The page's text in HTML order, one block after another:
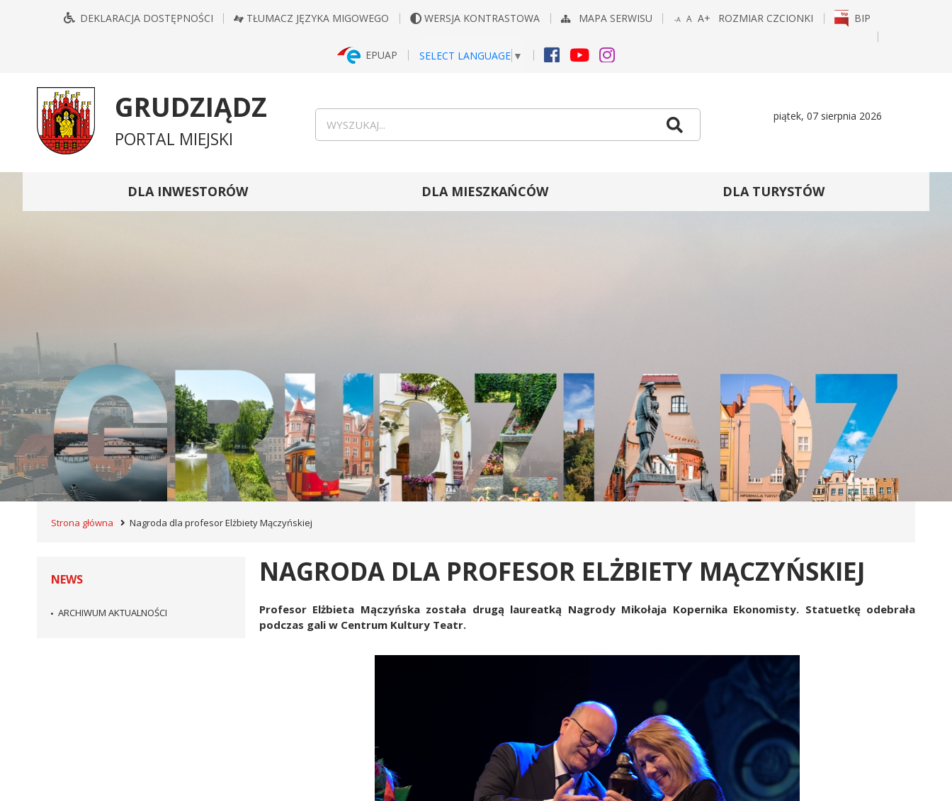
DEKLARACJA DOSTĘPNOŚCI TŁUMACZ JĘZYKA MIGOWEGO WERSJA KONTRASTOWA MAPA SERWISU
-A
A A+
ROZMIAR CZCIONKI BIP
EPUAP SELECT LANGUAGE ▼
FACEBOOK
YOUTUBEINSTAGRAM
GRUDZIĄDZ
PORTAL MIEJSKI
piątek, 07 sierpnia 2026
DLA INWESTORÓW DLA MIESZKAŃCÓW DLA TURYSTÓW
Strona główna Nagroda dla profesor Elżbiety Mączyńskiej
NEWS
ARCHIWUM AKTUALNOŚCI
NAGRODA DLA PROFESOR ELŻBIETY MĄCZYŃSKIEJ
Profesor Elżbieta Mączyńska została drugą laureatką Nagrody Mikołaja Kopernika Ekonomisty. Statuetkę odebrała
podczas gali w Centrum Kultury Teatr.